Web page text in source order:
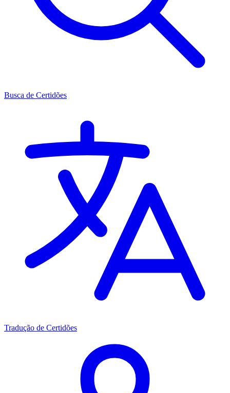
Busca de Certidões
Tradução de Certidões